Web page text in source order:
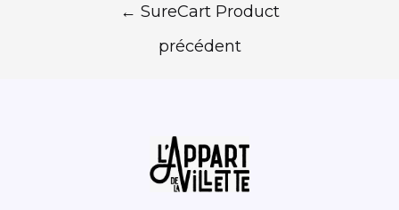
← SureCart Product
précédent